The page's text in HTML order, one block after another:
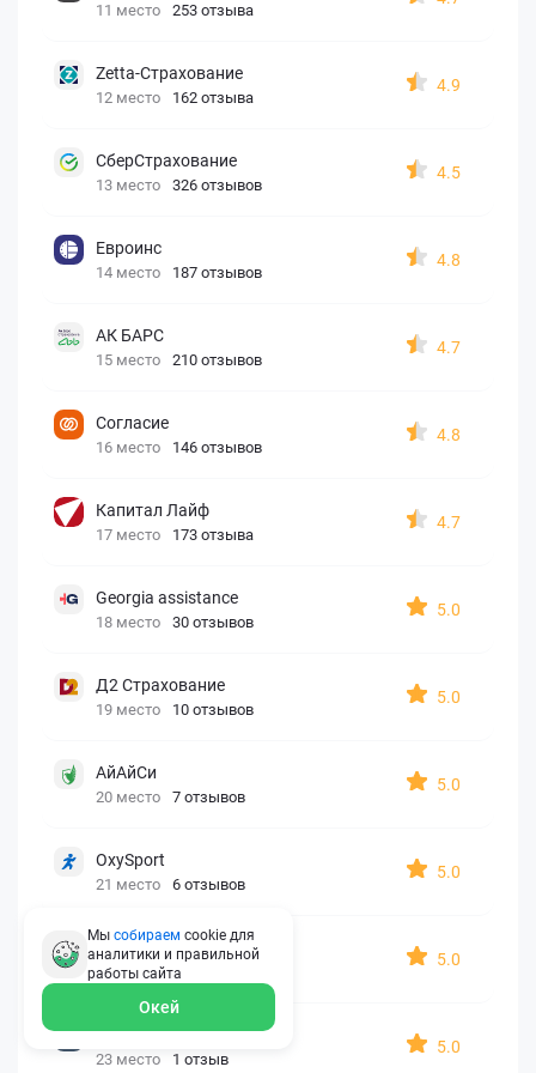
11 место 253 отзыва
Zetta-Страхование
12 место 162 отзыва
4.9
СберСтрахование
13 место 326 отзывов
4.5
Евроинс
14 место 187 отзывов
4.8
АК БАРС
15 место 210 отзывов
4.7
Согласие
16 место 146 отзывов
4.8
Капитал Лайф
17 место 173 отзыва
4.7
Georgia assistance
18 место 30 отзывов
5.0
Д2 Страхование
19 место 10 отзывов
5.0
АйАйСи
20 место 7 отзывов
5.0
OxySport
21 место 6 отзывов
5.0
ERGO AXA
22 место 2 отзыва
5.0
Oxy Travel Premium
23 место 1 отзыв
5.0
Мы собираем cookie для
аналитики и правильной
работы сайта
Окей